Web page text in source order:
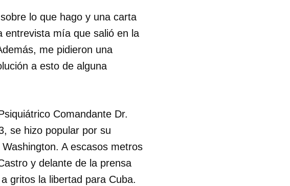
lo que hago y una carta
entrevista mía que salió en la
me pidieron una
a esto de alguna
Comandante Dr.
se hizo popular por su
A escasos metros
y delante de la prensa
gritos la libertad para Cuba.